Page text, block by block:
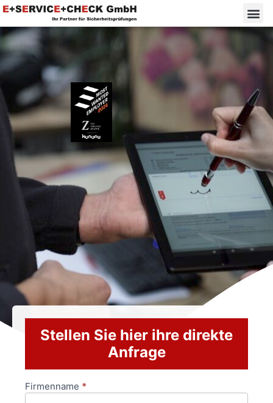
Stellen Sie hier ihre direkte
Anfrage
Anfrageformular
Firmenname *